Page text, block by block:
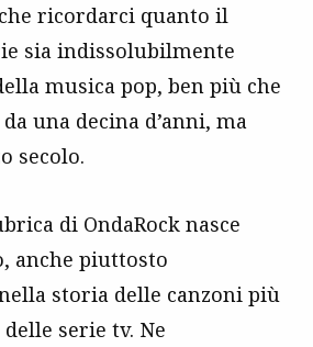
ricordarci quanto il
sia indissolubilmente
musica pop, ben più che
una decina d’anni, ma
secolo.
di OndaRock nasce
anche piuttosto
storia delle canzoni più
serie tv. Ne